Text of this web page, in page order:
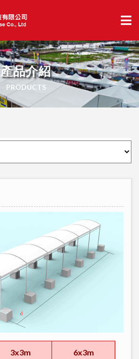
產品介紹
PRODUCTS
3x3m 6x3m